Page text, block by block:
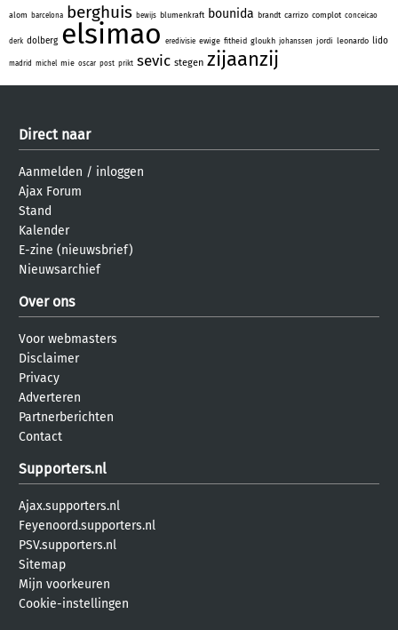
alom barcelona berghuis bewijs blumenkraft bounida brandt carrizo complot conceicao
derk dolberg elsimao eredivisie ewige fitheid gloukh johanssen jordi leonardo lido
madrid michel mie oscar post prikt sevic stegen zijaanzij
Direct naar
Aanmelden / inloggen
Ajax Forum
Stand
Kalender
E-zine (nieuwsbrief)
Nieuwsarchief
Over ons
Voor webmasters
Disclaimer
Privacy
Adverteren
Partnerberichten
Contact
Supporters.nl
Ajax.supporters.nl
Feyenoord.supporters.nl
PSV.supporters.nl
Sitemap
Mijn voorkeuren
Cookie-instellingen